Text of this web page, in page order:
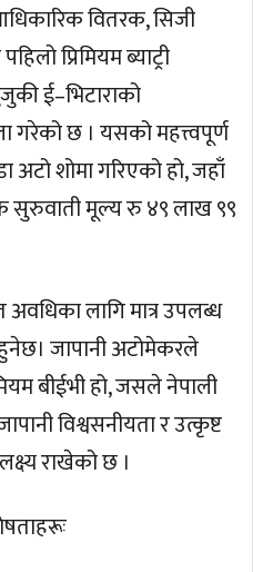
वितरक, सिजी
प्रिमियम ब्याट्री
ई–भिटाराको
छ । यसको महत्त्वपूर्ण
अटो शोमा गरिएको हो, जहाँ
मूल्य रु ४९ लाख ९९
लागि मात्र उपलब्ध
जापानी अटोमेकरले
बीईभी हो, जसले नेपाली
विश्वसनीयता र उत्कृष्ट
राखेको छ ।